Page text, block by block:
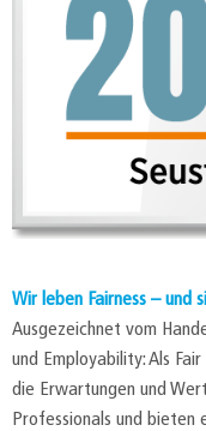
Wir leben Fairness – und
Ausgezeichnet vom
und Employability: Als
die Erwartungen und
Professionals und